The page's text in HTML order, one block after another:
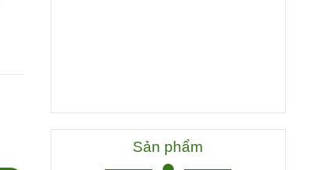
Sản phẩm